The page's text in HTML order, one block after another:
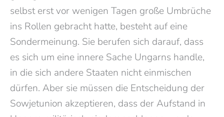
selbst erst vor wenigen Tagen große Umbrüche
ins Rollen gebracht hatte, besteht auf eine
Sondermeinung. Sie berufen sich darauf, dass
es sich um eine innere Sache Ungarns handle,
in die sich andere Staaten nicht einmischen
dürfen. Aber sie müssen die Entscheidung der
Sowjetunion akzeptieren, dass der Aufstand in